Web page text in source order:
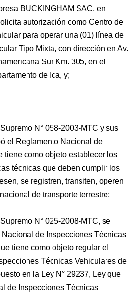
BUCKINGHAM SAC, en
autorización como Centro de
para operar una (01) línea de
Tipo Mixta, con dirección en Av.
Sur Km. 305, en el
de Ica, y;
N° 058-2003-MTC y sus
el Reglamento Nacional de
tiene como objeto establecer los
técnicas que deben cumplir los
se registren, transiten, operen
de transporte terrestre;
N° 025-2008-MTC, se
de Inspecciones Técnicas
tiene como objeto regular el
Técnicas Vehiculares de
en la Ley N° 29237, Ley que
de Inspecciones Técnicas